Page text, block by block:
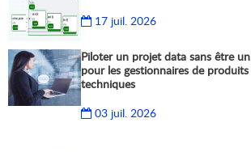
17 juil. 2026
Piloter un projet data sans être
pour les gestionnaires de
techniques
03 juil. 2026